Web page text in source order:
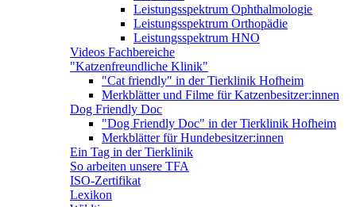
Leistungsspektrum Ophthalmologie
Leistungsspektrum Orthopädie
Leistungsspektrum HNO
Videos Fachbereiche
"Katzenfreundliche Klinik"
"Cat friendly" in der Tierklinik Hofheim
Merkblätter und Filme für Katzenbesitzer:innen
Dog Friendly Doc
"Dog Friendly Doc" in der Tierklinik Hofheim
Merkblätter für Hundebesitzer:innen
Ein Tag in der Tierklinik
So arbeiten unsere TFA
ISO-Zertifikat
Lexikon